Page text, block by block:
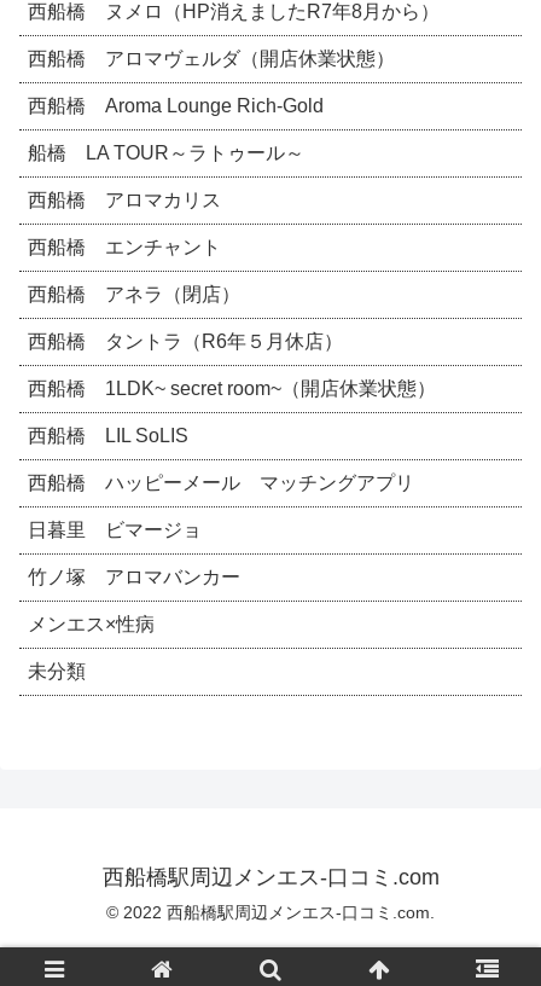
西船橋 ヌメロ（HP消えましたR7年8月から）
西船橋 アロマヴェルダ（開店休業状態）
西船橋 Aroma Lounge Rich-Gold
船橋 LA TOUR～ラトゥール～
西船橋 アロマカリス
西船橋 エンチャント
西船橋 アネラ（閉店）
西船橋 タントラ（R6年５月休店）
西船橋 1LDK~ secret room~（開店休業状態）
西船橋 LIL SoLIS
西船橋 ハッピーメール マッチングアプリ
日暮里 ビマージョ
竹ノ塚 アロマバンカー
メンエス×性病
未分類
西船橋駅周辺メンエス-口コミ.com
© 2022 西船橋駅周辺メンエス-口コミ.com.